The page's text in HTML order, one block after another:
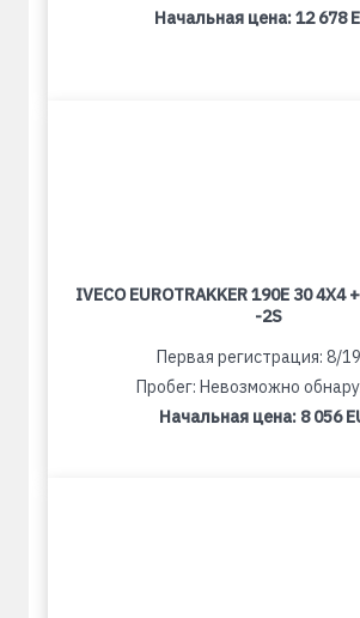
Начальная цена:12 678
IVECO EUROTRAKKER 190E 30 4X4
-2S
Первая регистрация: 8/
Пробег: Невозможно
Начальная цена: 8 056